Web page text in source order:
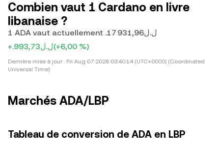
Combien vaut 1 Cardano en livre
libanaise ?
1 ADA vaut actuellement .ل.ل17 931,96
+.ل.ل993,73(+6,00 %)
Dernière mise à jour : Fri Aug 07 2026 03:40:14 (UTC+0000) (Coordinated
Universal Time)
Marchés ADA/LBP
Tableau de conversion de ADA en LBP